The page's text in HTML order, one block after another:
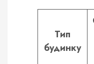
Тип
будинку